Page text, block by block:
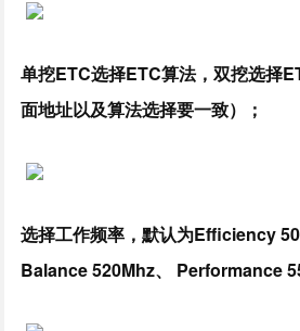
单挖ETC选择ETC算法，双挖选择
面地址以及算法选择要一致）；
选择工作频率，默认为Efficiency
Balance 520Mhz、 Performance